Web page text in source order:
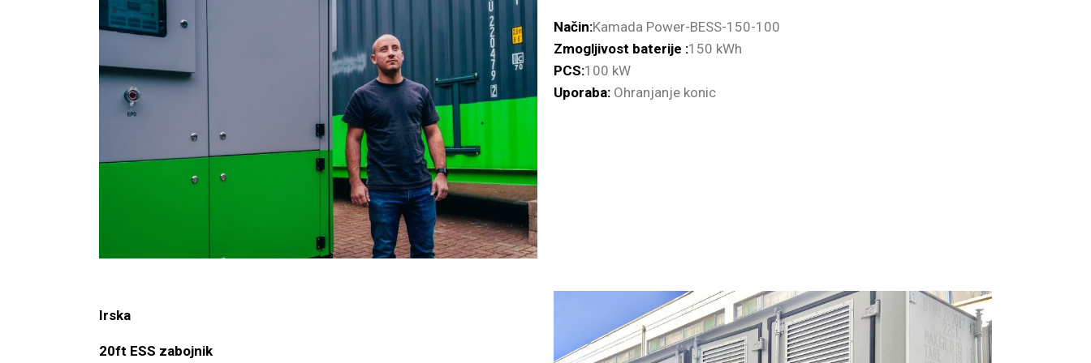
Način:Kamada Power-BESS-150-100
Zmogljivost baterije :150 kWh
PCS:100 kW
Uporaba: Ohranjanje konic
Irska
20ft ESS zabojnik